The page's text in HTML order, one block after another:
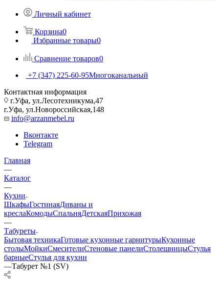
Личный кабинет
Корзина0
Избранные товары0
Сравнение товаров0
+7 (347) 225-60-95Многоканальный
Контактная информация
г.Уфа, ул.Лесотехникума,47
г.Уфа, ул.Новороссийская,148
info@arzanmebel.ru
Вконтакте
Telegram
Главная
—
Каталог
—
Кухни
ШкафыГостинаяДиваны и
креслаКомодыСпальняДетскаяПрихожая
—
Табуреты
Бытовая техникаГотовые кухонные гарнитурыКухонные
столыМойкиСмесителиСтеновые панелиСтолешницыСтулья
барныеСтулья для кухни
—Табурет №1 (SV)